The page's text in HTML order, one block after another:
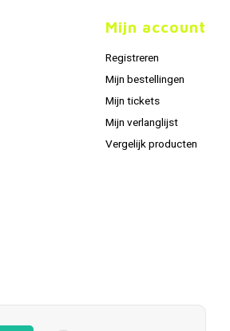
Mijn account
Registreren
Mijn bestellingen
Mijn tickets
Mijn verlanglijst
Vergelijk producten